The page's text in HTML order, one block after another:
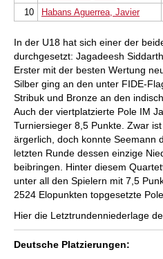
10
Habans Aguerrea, Javier
In der U18 hat sich einer der
durchgesetzt: Jagadeesh
Erster mit der besten Wertung
Silber ging an den unter FIDE-
Stribuk und Bronze an den
Auch der viertplatzierte Pole IM
Turniersieger 8,5 Punkte. Zwar
ärgerlich, doch konnte Seemann
letzten Runde dessen einzige
beibringen. Hinter diesem
unter all den Spielern mit 7,5
2524 Elopunkten topgesetzte
Hier die Letztrundenniederlage
Deutsche Platzierungen: